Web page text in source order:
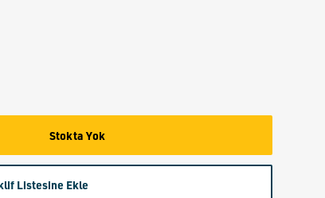
Stokta Yok
Listesine Ekle